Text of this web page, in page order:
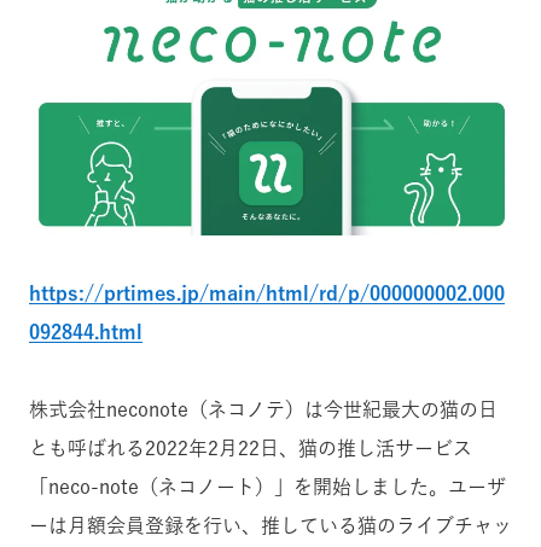
https://prtimes.jp/main/html/rd/p/000000002.000
092844.html
株式会社neconote（ネコノテ）は今世紀最大の猫の日
とも呼ばれる2022年2月22日、猫の推し活サービス
「neco-note（ネコノート）」を開始しました。ユーザ
ーは月額会員登録を行い、推している猫のライブチャッ